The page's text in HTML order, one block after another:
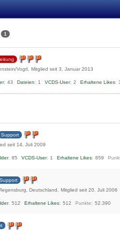
1
Vogtl Mitglied seit 3. Januar 2013
43 Dateien 1 VCDS-User 2 Erhaltene Likes
Support
seit 14. Juli 2009
85 VCDS-User 1 Erhaltene Likes 859
Support
Deutschland Mitglied seit 20. Juli 2006
512 Erhaltene Likes 512 Punkte 52.390